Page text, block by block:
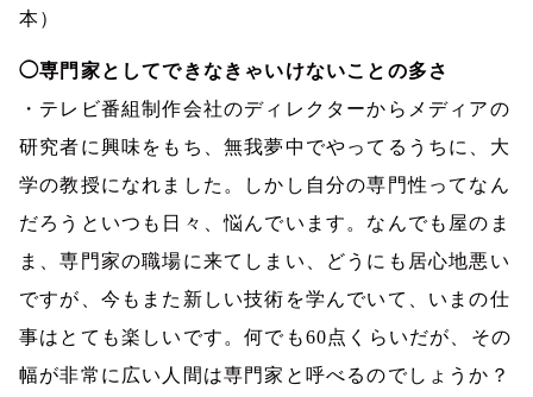
本）
◯専門家としてできなきゃいけないことの多さ
・テレビ番組制作会社のディレクターからメディアの
研究者に興味をもち、無我夢中でやってるうちに、大
学の教授になれました。しかし自分の専門性ってなん
だろうといつも日々、悩んでいます。なんでも屋のま
ま、専門家の職場に来てしまい、どうにも居心地悪い
ですが、今もまた新しい技術を学んでいて、いまの仕
事はとても楽しいです。何でも60点くらいだが、その
幅が非常に広い人間は専門家と呼べるのでしょうか？